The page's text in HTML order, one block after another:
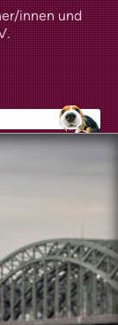
innen und